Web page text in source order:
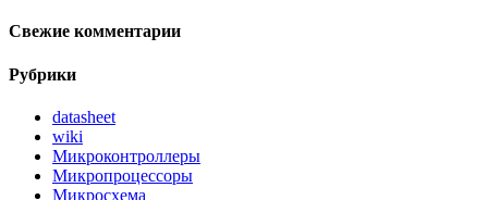
Свежие комментарии
Рубрики
datasheet
wiki
Микроконтроллеры
Микропроцессоры
Микросхема